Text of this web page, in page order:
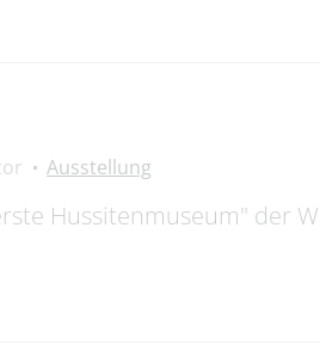
Ausstellung
Hussitenmuseum" der